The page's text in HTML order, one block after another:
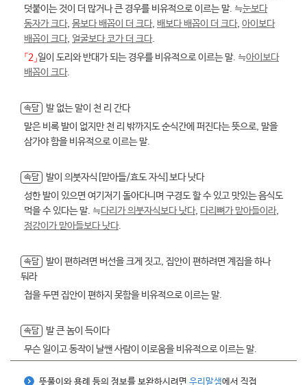
덧붙이는 것이 더 많거나 큰 경우를 비유적으로 이르는 말. ≒눈보다
동자가 크다, 몸보다 배꼽이 더 크다, 배보다 배꼽이 더 크다, 아이보다
배꼽이 크다, 얼굴보다 코가 더 크다.
「2」일이 도리와 반대가 되는 경우를 비유적으로 이르는 말. ≒아이보다
배꼽이 크다.
속담
발 없는 말이 천 리 간다
말은 비록 발이 없지만 천 리 밖까지도 순식간에 퍼진다는 뜻으로, 말을
삼가야 함을 비유적으로 이르는 말.
속담
발이 의붓자식[맏아들/효도 자식]보다 낫다
성한 발이 있으면 여기저기 돌아다니며 구경도 할 수 있고 맛있는 음식도
먹을 수 있다는 말. ≒다리가 의붓자식보다 낫다, 다리뼈가 맏아들이라,
정강이가 맏아들보다 낫다.
속담
발이 편하려면 버선을 크게 짓고, 집안이 편하려면 계집을 하나
둬라
첩을 두면 집안이 편하지 못함을 비유적으로 이르는 말.
속담
발 큰 놈이 득이다
무슨 일이고 동작이 날쌘 사람이 이로움을 비유적으로 이르는 말.
뜻풀이와 용례 등의 정보를 보완하시려면 우리말샘에서 직접